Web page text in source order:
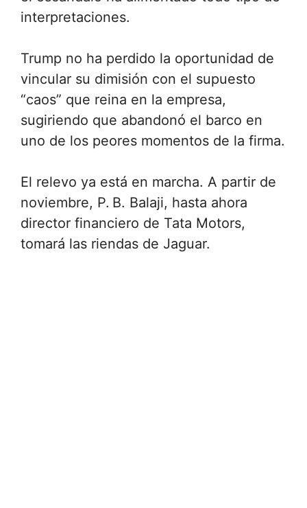
interpretaciones.
Trump no ha perdido la oportunidad de
vincular su dimisión con el supuesto
“caos” que reina en la empresa,
sugiriendo que abandonó el barco en
uno de los peores momentos de la firma.
El relevo ya está en marcha. A partir de
noviembre, P. B. Balaji, hasta ahora
director financiero de Tata Motors,
tomará las riendas de Jaguar.